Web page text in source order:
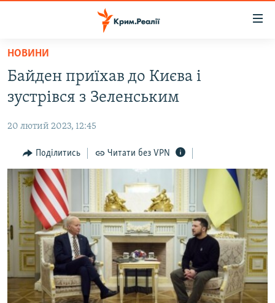
Перейти
основного
матеріалу
Перейти
до
навігації
Перейти
пошуку
ВОДА.КРИМ
ВІДЕО ТА ФОТО
ПОЛІТИКА
БЛОГИ
ПОГЛЯД
ІНТЕРВ'Ю
ВСЕ ЗА ДЕНЬ
СПЕЦПРОЕКТИ
ДЕПОРТАЦІЯ
ВІДЕОУРОКИ «ELIFBE»
ЯК ОБІЙТИ БЛОКУВАННЯ
Русский
НОВИНИ
Байден приїхав до Києва і
зустрівся з Зеленським
20 лютий 2023, 12:45
Поділитись Читати без VPN